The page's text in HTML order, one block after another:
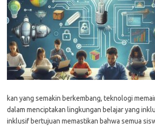
kan yang semakin berkembang, teknologi
dalam menciptakan lingkungan belajar yang
inklusif bertujuan memastikan bahwa semua